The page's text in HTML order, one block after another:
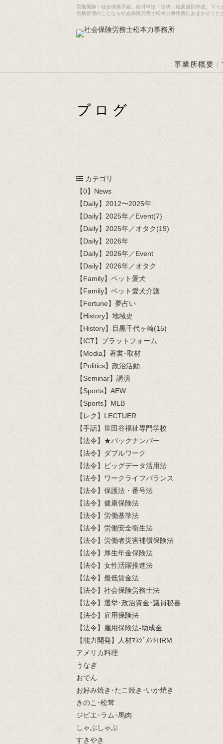
労働保険・社会保険手続、給付申請・請求、就業規則作成、マ
労務管理のことなら社会保険労務士松本力事務所におまかせくだ
事業所概要 /
カテゴリ
【0】News
【Daily】2012〜2025年
【Daily】2025年／Event(7)
【Daily】2025年／オタク(19)
【Daily】2026年
【Daily】2026年／Event
【Daily】2026年／オタク
【Family】ペット愛犬
【Family】ペット愛犬介護
【Fortune】夢占い
【History】地域史
【History】目黒千代ヶ崎(15)
【ICT】プラットフォーム
【Media】著書･取材
【Politics】政治活動
【Seminar】講演
【Sports】AEW
【Sports】MLB
【レク】LECTUER
【手話】世田谷福祉専門学校
【法令】★バックナンバー
【法令】ダブルワーク
【法令】ビッグデータ活用法
【法令】ワークライフバランス
【法令】保護法・番号法
【法令】健康保険法
【法令】労働基準法
【法令】労働安全衛生法
【法令】労働者災害補償保険法
【法令】厚生年金保険法
【法令】女性活躍推進法
【法令】最低賃金法
【法令】社会保険労務士法
【法令】選挙･政治資金･議員秘書
【法令】雇用保険法
【法令】雇用保険法-助成金
【能力開発】人材ﾏﾈｼﾞﾒﾝﾄHRM
アメリカ料理
うなぎ
おでん
お好み焼き･たこ焼き･いか焼き
きのこ･松茸
ジビエ･ラム･馬肉
しゃぶしゃぶ
すきやき